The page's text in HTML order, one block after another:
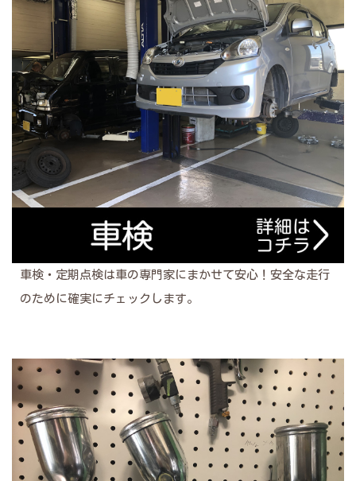
車検・定期点検は車の専門家にまかせて安心！安全な走行
のために確実にチェックします。